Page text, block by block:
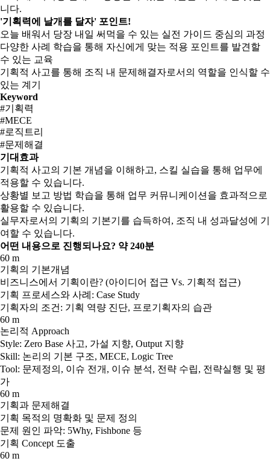
니다.
'기획력에 날개를 달자' 포인트!
오늘 배워서 당장 내일 써먹을 수 있는 실전 가이드 중심의 과정
다양한 사례 학습을 통해 자신에게 맞는 적용 포인트를 발견할
수 있는 교육
기획적 사고를 통해 조직 내 문제해결자로서의 역할을 인식할 수
있는 계기
Keyword
#기획력
#MECE
#로직트리
#문제해결
기대효과
기획적 사고의 기본 개념을 이해하고, 스킬 실습을 통해 업무에
적용할 수 있습니다.
상황별 보고 방법 학습을 통해 업무 커뮤니케이션을 효과적으로
활용할 수 있습니다.
실무자로서의 기획의 기본기를 습득하여, 조직 내 성과달성에 기
여할 수 있습니다.
어떤 내용으로 진행되나요? 약 240분
60 m
기획의 기본개념
비즈니스에서 기획이란? (아이디어 접근 Vs. 기획적 접근)
기획 프로세스와 사례: Case Study
기획자의 조건: 기획 역량 진단, 프로기획자의 습관
60 m
논리적 Approach
Style: Zero Base 사고, 가설 지향, Output 지향
Skill: 논리의 기본 구조, MECE, Logic Tree
Tool: 문제정의, 이슈 전개, 이슈 분석, 전략 수립, 전략실행 및 평
가
60 m
기획과 문제해결
기획 목적의 명확화 및 문제 정의
문제 원인 파악: 5Why, Fishbone 등
기획 Concept 도출
60 m